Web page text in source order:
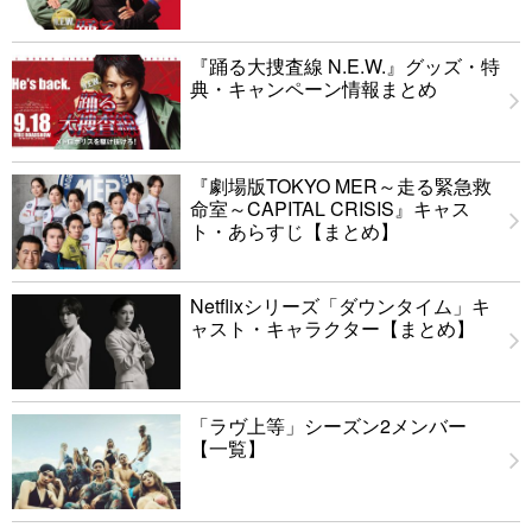
『踊る大捜査線 N.E.W.』グッズ・特
典・キャンペーン情報まとめ
『劇場版TOKYO MER～走る緊急救
命室～CAPITAL CRISIS』キャス
ト・あらすじ【まとめ】
Netflixシリーズ「ダウンタイム」キ
ャスト・キャラクター【まとめ】
「ラヴ上等」シーズン2メンバー
【一覧】